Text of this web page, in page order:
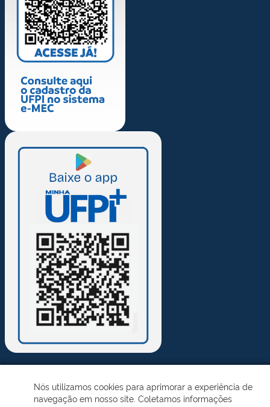
Desenvolvido pelo STI - Universidade Federal do Piauí
Nós utilizamos cookies para aprimorar a experiência de
navegação em nosso site. Coletamos informações